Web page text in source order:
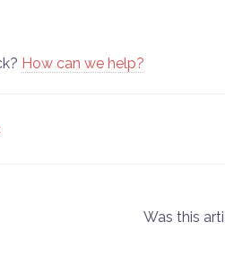
How can we help?
Was this